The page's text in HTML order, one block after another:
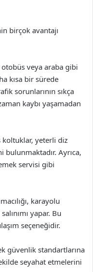
birçok avantajı
veya araba gibi
kısa bir sürede
sorunlarının sıkça
kaybı yaşamadan
koltuklar, yeterli diz
Ayrıca,
servisi gibi
karayolu
yapar. Bu
seçeneğidir.
güvenlik standartlarına
seyahat etmelerini